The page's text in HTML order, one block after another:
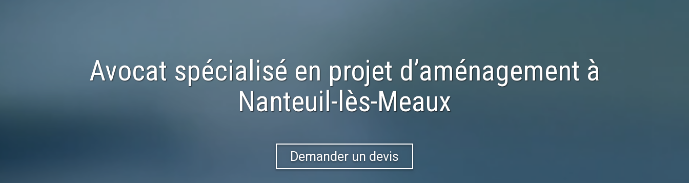
Avocat spécialisé en projet d’aménagement à
Nanteuil-lès-Meaux
Demander un devis